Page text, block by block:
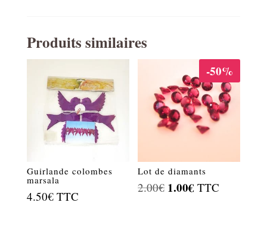
Produits similaires
Guirlande colombes
marsala
4.50€ TTC
-50%
Lot de diamants
2.00€ Le
1.00€ Le
TTC